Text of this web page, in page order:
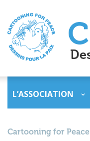
L’ASSOCIATION
Cartooning for Peace